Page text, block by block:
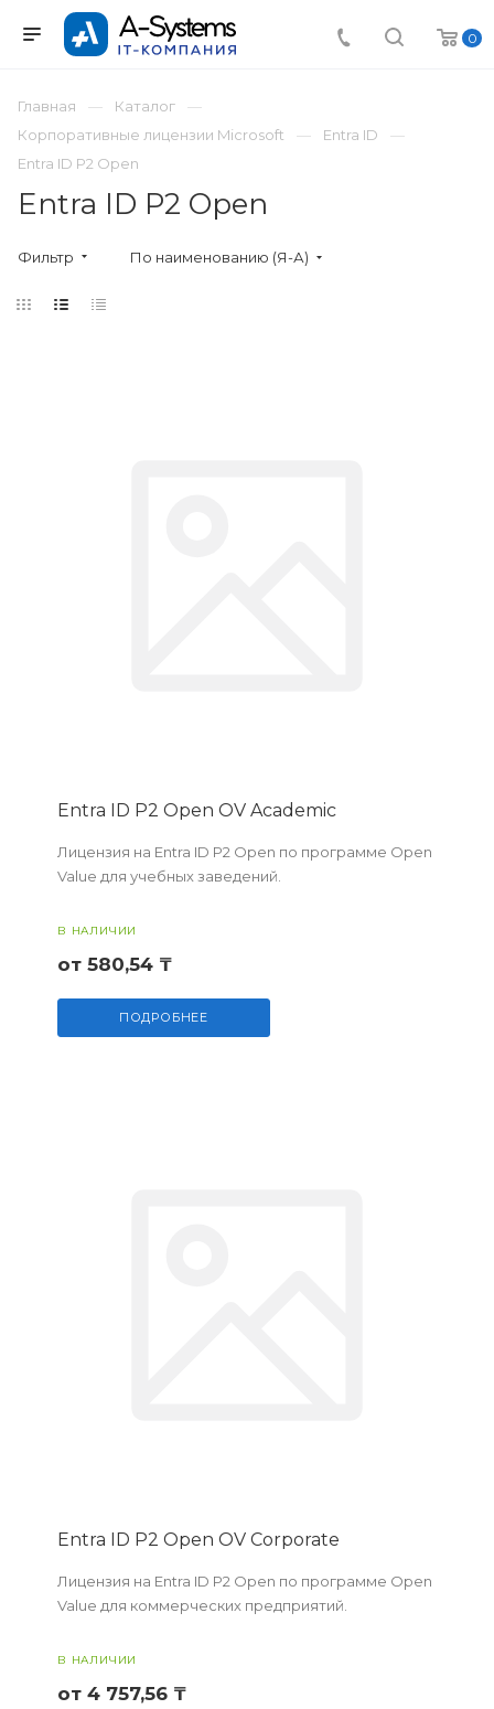
0
Главная
Каталог
Корпоративные лицензии Microsoft
Entra ID
Entra ID P2 Open
Entra ID P2 Open
Фильтр По наименованию (Я-А)
Entra ID P2 Open OV Academic
Лицензия на Entra ID P2 Open по программе Open
Value для учебных заведений.
В НАЛИЧИИ
от 580,54 ₸
ПОДРОБНЕЕ
Entra ID P2 Open OV Corporate
Лицензия на Entra ID P2 Open по программе Open
Value для коммерческих предприятий.
В НАЛИЧИИ
от 4 757,56 ₸